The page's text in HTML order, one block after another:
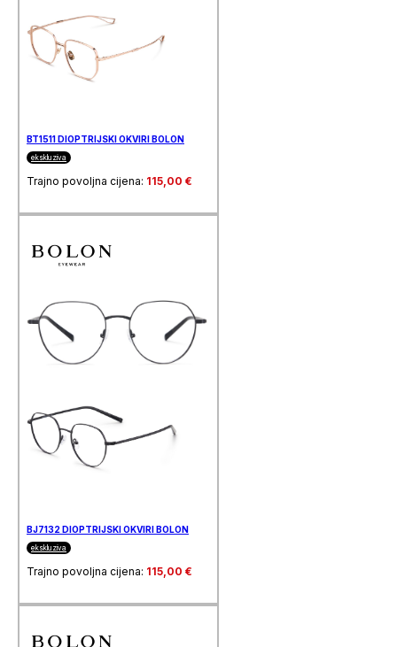
BT1511 DIOPTRIJSKI OKVIRI BOLON
ekskluziva
Trajno povoljna cijena: 115,00 €
BJ7132 DIOPTRIJSKI OKVIRI BOLON
ekskluziva
Trajno povoljna cijena: 115,00 €